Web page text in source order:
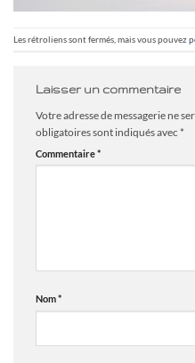
Les rétroliens sont fermés, mais vous pouvez
Laisser un commentaire
Votre adresse de messagerie ne
obligatoires sont indiqués avec *
Commentaire*
Nom*